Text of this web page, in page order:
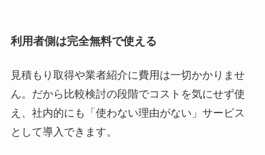
利用者側は完全無料で使える
見積もり取得や業者紹介に費用は一切かかりませ
ん。だから比較検討の段階でコストを気にせず使
え、社内的にも「使わない理由がない」サービス
として導入できます。